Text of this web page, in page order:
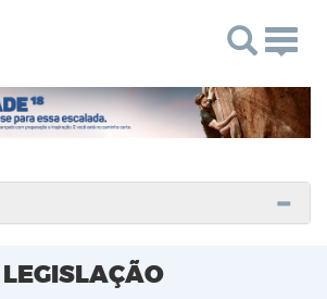
LEGISLAÇÃO